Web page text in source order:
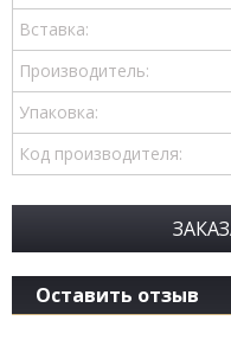
Вставка:
Производитель:
Упаковка:
Код производителя:
Оставить отзыв